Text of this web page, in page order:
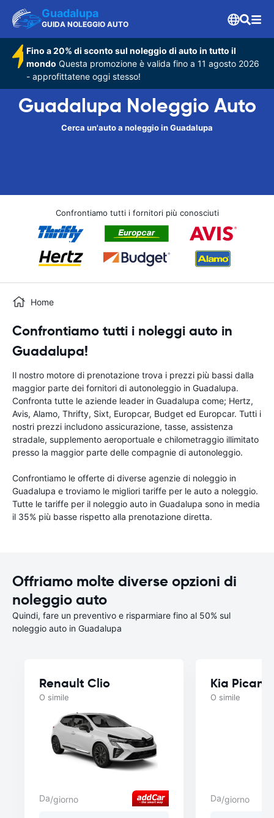
Guadalupa
GUIDA NOLEGGIO AUTO
Fino a 20% di sconto sul noleggio di auto in tutto il
mondo Questa promozione è valida fino a 11 agosto 2026
- approfittatene oggi stesso!
Guadalupa Noleggio Auto
Cerca un'auto a noleggio in Guadalupa
Confrontiamo tutti i fornitori più conosciuti
Home
Confrontiamo tutti i noleggi auto in
Guadalupa!
Il nostro motore di prenotazione trova i prezzi più bassi dalla
maggior parte dei fornitori di autonoleggio in Guadalupa.
Confronta tutte le aziende leader in Guadalupa come; Hertz,
Avis, Alamo, Thrifty, Sixt, Europcar, Budget ed Europcar. Tutti i
nostri prezzi includono assicurazione, tasse, assistenza
stradale, supplemento aeroportuale e chilometraggio illimitato
presso la maggior parte delle compagnie di autonoleggio.
Confrontiamo le offerte di diverse agenzie di noleggio in
Guadalupa e troviamo le migliori tariffe per le auto a noleggio.
Tutte le tariffe per il noleggio auto in Guadalupa sono in media
il 35% più basse rispetto alla prenotazione diretta.
Offriamo molte diverse opzioni di
noleggio auto
Quindi, fare un preventivo e risparmiare fino al 50% sul
noleggio auto in Guadalupa
Renault Clio
O simile
Da/giorno
Kia
O simile
Da/giorno